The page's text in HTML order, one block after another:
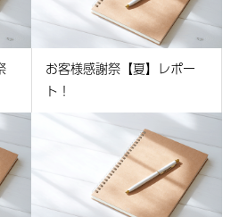
お客様感謝祭【夏】レポー
ト！